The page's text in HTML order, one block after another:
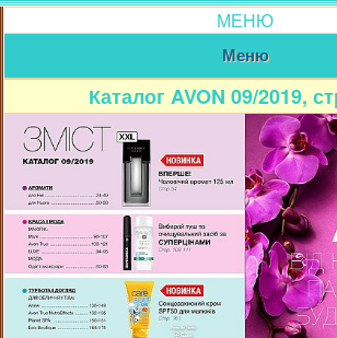
МЕНЮ
Меню
Каталог AVON 09/2019,